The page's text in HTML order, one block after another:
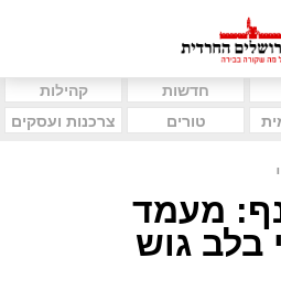
חדשות
קהילות
טורים צרכנות ועסקים
מעמד
בלב גוש